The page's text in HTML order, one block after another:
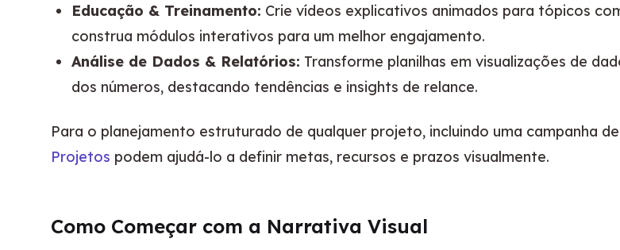
Educação & Treinamento: Crie vídeos explicativos animados para tópicos
construa módulos interativos para um melhor engajamento.
Análise de Dados & Relatórios: Transforme planilhas em visualizações de
dos números, destacando tendências e insights de relance.
Para o planejamento estruturado de qualquer projeto, incluindo uma campanha
Projetos podem ajudá-lo a definir metas, recursos e prazos visualmente.
Como Começar com a Narrativa Visual